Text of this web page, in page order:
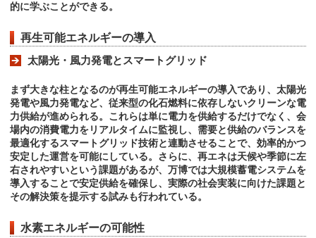
的に学ぶことができる。
再生可能エネルギーの導入
太陽光・風力発電とスマートグリッド
まず大きな柱となるのが再生可能エネルギーの導入であり、太陽光
発電や風力発電など、従来型の化石燃料に依存しないクリーンな電
力供給が進められる。これらは単に電力を供給するだけでなく、会
場内の消費電力をリアルタイムに監視し、需要と供給のバランスを
最適化するスマートグリッド技術と連動させることで、効率的かつ
安定した運営を可能にしている。さらに、再エネは天候や季節に左
右されやすいという課題があるが、万博では大規模蓄電システムを
導入することで安定供給を確保し、実際の社会実装に向けた課題と
その解決策を提示する試みも行われている。
水素エネルギーの可能性